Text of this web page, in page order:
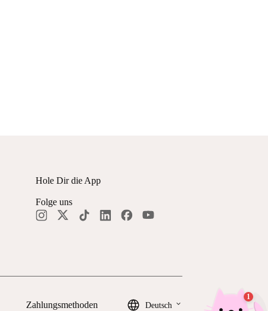
Hole Dir die App
Folge uns
Zahlungsmethoden Deutsch keyboard_arrow_down